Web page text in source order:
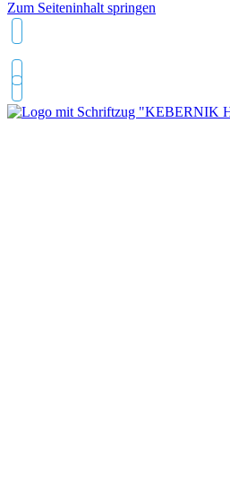
Zum Seiteninhalt springen
04743 9495630